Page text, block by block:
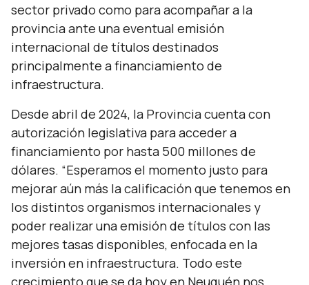
sector privado como para acompañar a la
provincia ante una eventual emisión
internacional de títulos destinados
principalmente a financiamiento de
infraestructura.
Desde abril de 2024, la Provincia cuenta con
autorización legislativa para acceder a
financiamiento por hasta 500 millones de
dólares. “Esperamos el momento justo para
mejorar aún más la calificación que tenemos en
los distintos organismos internacionales y
poder realizar una emisión de títulos con las
mejores tasas disponibles, enfocada en la
inversión en infraestructura. Todo este
crecimiento que se da hoy en Neuquén nos